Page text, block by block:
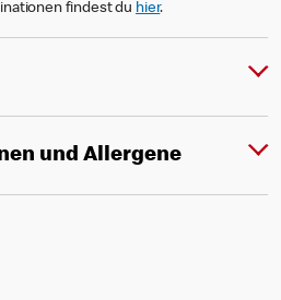
findest du hier.
und Allergene